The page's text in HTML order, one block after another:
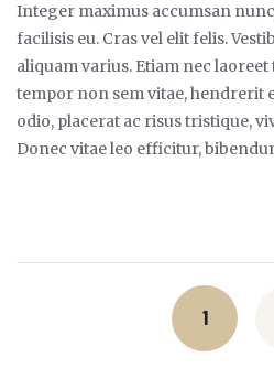
Integer maximus accumsan
facilisis eu. Cras vel elit felis.
aliquam varius. Etiam nec
tempor non sem vitae, hendrerit
odio, placerat ac risus tristique,
Donec vitae leo efficitur,
1